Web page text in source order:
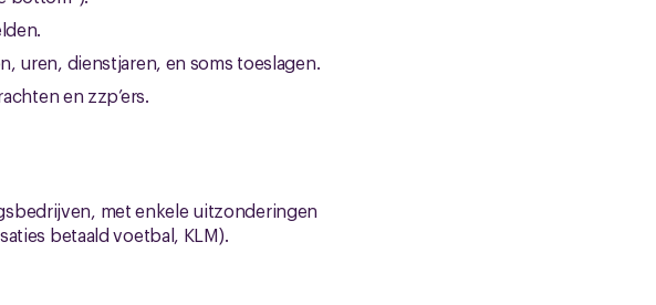
uren, dienstjaren, en soms toeslagen.
en zzp’ers.
met enkele uitzonderingen
betaald voetbal, KLM).